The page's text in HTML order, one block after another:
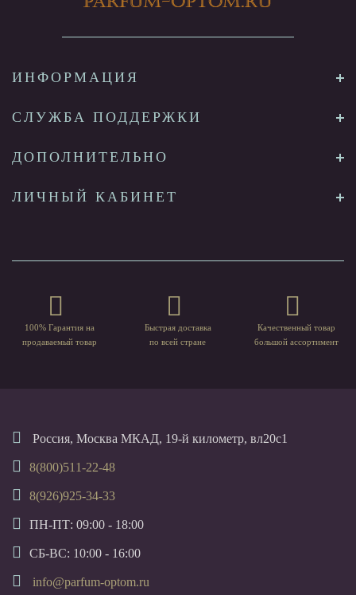
ИНФОРМАЦИЯ
СЛУЖБА ПОДДЕРЖКИ
ДОПОЛНИТЕЛЬНО
ЛИЧНЫЙ КАБИНЕТ
100% Гарантия на
продаваемый товар
Быстрая доставка
по всей стране
Качественный товар
большой ассортимент
Россия, Москва МКАД, 19-й километр, вл20с1
8(800)511-22-48
8(926)925-34-33
ПН-ПТ: 09:00 - 18:00
СБ-ВС: 10:00 - 16:00
info@parfum-optom.ru